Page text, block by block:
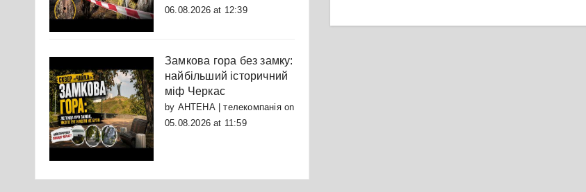
06.08.2026 at 12:39
Замкова гора без замку:
найбільший історичний
міф Черкас
by АНТЕНА | телекомпаніяon
05.08.2026 at 11:59